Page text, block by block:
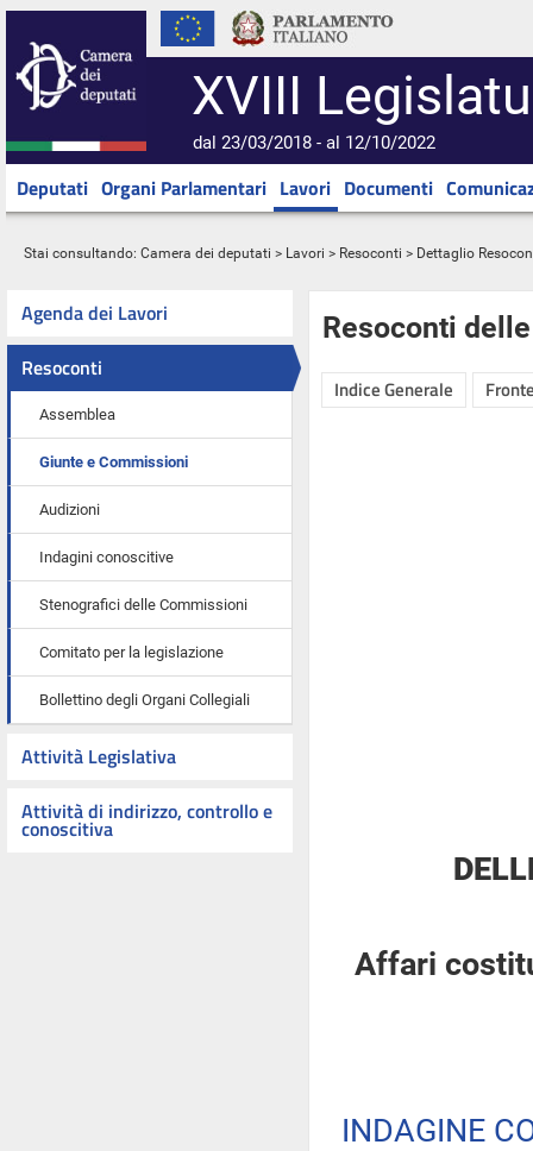
XVIII
dal 23/03/2018 - al 12/10/2022
Deputati Organi Parlamentari Lavori Documenti
Stai consultando: Camera dei deputati > Lavori > Resoconti > Dettaglio
Agenda dei Lavori
Resoconti
Assemblea
Giunte e Commissioni
Audizioni
Indagini conoscitive
Stenografici delle Commissioni
Comitato per la legislazione
Bollettino degli Organi Collegiali
Attività Legislativa
Attività di indirizzo, controllo e
conoscitiva
Resoconti
Indice Generale
Affari
INDAGINE